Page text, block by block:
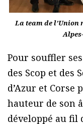
La team de l’Union
Pour souffler
des Scop et des
d’Azur et Corse
hauteur de son
développé au fil